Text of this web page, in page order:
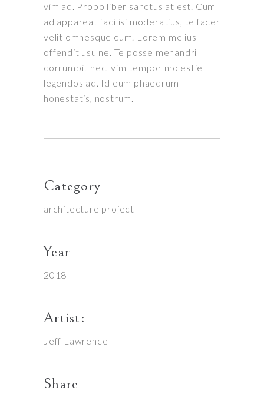
vim ad. Probo liber sanctus at est. Cum
ad appareat facilisi moderatius, te facer
velit omnesque cum. Lorem melius
offendit usu ne. Te posse menandri
corrumpit nec, vim tempor molestie
legendos ad. Id eum phaedrum
honestatis, nostrum.
Category
architecture project
Year
2018
Artist:
Jeff Lawrence
Share